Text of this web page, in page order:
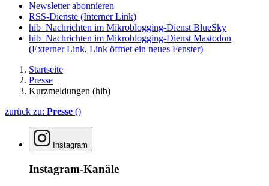
Newsletter abonnieren
RSS-Dienste (Interner Link)
hib_Nachrichten im Mikroblogging-Dienst BlueSky
hib_Nachrichten im Mikroblogging-Dienst Mastodon
(Externer Link, Link öffnet ein neues Fenster)
Startseite
Presse
Kurzmeldungen (hib)
zurück zu: Presse ()
Instagram
Instagram-Kanäle